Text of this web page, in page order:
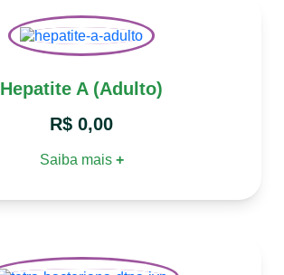
Hepatite A (Adulto)
R$ 0,00
Saiba mais +